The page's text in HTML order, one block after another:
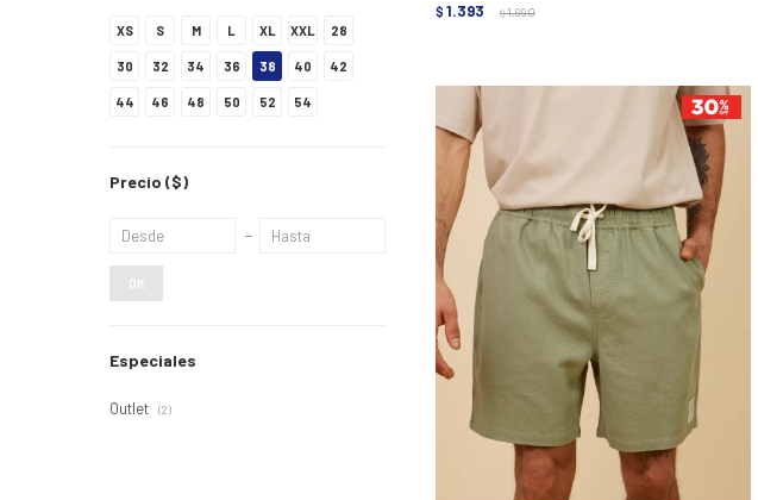
$ 1.393 $ 1.990
XS S M L XL XXL 28
30 32 34 36 38 40 42
44 46 48 50 52 54
Precio ($)
OK
Especiales
Outlet (2)